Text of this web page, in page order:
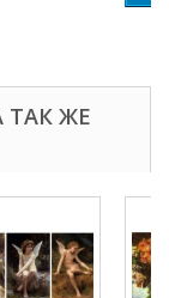
ТАК ЖЕ